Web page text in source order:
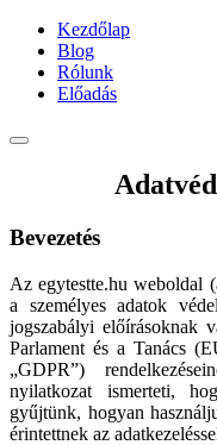
Kezdőlap
Blog
Rólunk
Előadás
Bevezetés
Az egytestte.hu weboldal
a személyes adatok
jogszabályi előírásoknak
Parlament és a Tanács
„GDPR”)
nyilatkozat ismerteti,
gyűjtünk, hogyan
érintettnek az